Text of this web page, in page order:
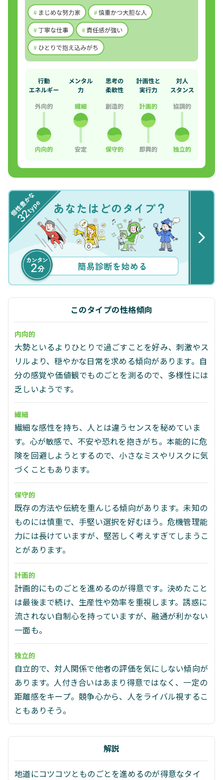
このタイプの性格傾向
内向的
大勢といるよりひとりで過ごすことを好み、刺激やス
リルより、穏やかな日常を求める傾向があります。自
分の感覚や価値観でものごとを測るので、多様性には
乏しいようです。
繊細
繊細な感性を持ち、人とは違うセンスを秘めていま
す。心が敏感で、不安や恐れを抱きがち。本能的に危
険を回避しようとするので、小さなミスやリスクに気
づくこともあります。
保守的
既存の方法や伝統を重んじる傾向があります。未知の
ものには慎重で、手堅い選択を好むほう。危機管理能
力には長けていますが、堅苦しく考えすぎてしまうこ
とがあります。
計画的
計画的にものごとを進めるのが得意です。決めたこと
は最後まで続け、生産性や効率を重視します。誘惑に
流されない自制心を持っていますが、融通が利かない
一面も。
独立的
自立的で、対人関係で他者の評価を気にしない傾向が
あります。人付き合いはあまり得意ではなく、一定の
距離感をキープ。競争心から、人をライバル視するこ
ともありそう。
解説
地道にコツコツとものごとを進めるのが得意なタイ